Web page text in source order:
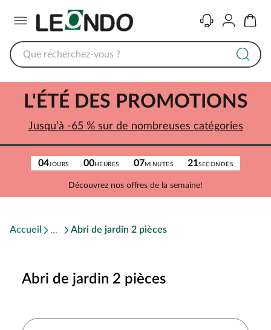
ContactComptePanier
04JOURS 00HEURES 07MINUTES 21SECONDES
Découvrez nos offres de la semaine!
L'ÉTÉ DES PROMOTIONS
Jusqu’à -65 % sur de nombreuses catégories
Accueil Abri de jardin 2 pièces
Abri de jardin 2 pièces